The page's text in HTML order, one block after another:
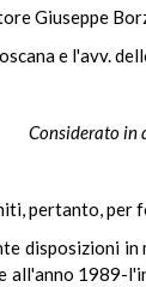
Giuseppe
e l'avv.
Considerato in
pertanto, per
disposizioni
1989-